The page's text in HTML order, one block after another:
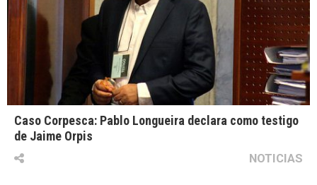
Caso Corpesca: Pablo Longueira declara como testigo
de Jaime Orpis
NOTICIAS